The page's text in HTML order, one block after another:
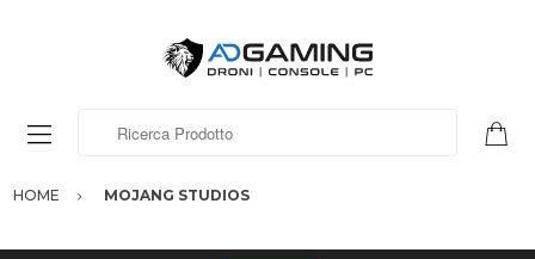
HOME MOJANG STUDIOS